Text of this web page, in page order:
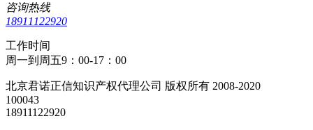
咨询热线
18911122920
工作时间
周一到周五9：00-17：00
北京君诺正信知识产权代理公司 版权所有 2008-2020
100043
18911122920